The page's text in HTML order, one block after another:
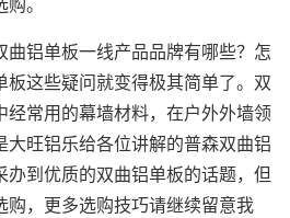
铝单板一线产品品牌有哪些？怎
板这些疑问就变得极其简单了。双
经常用的幕墙材料，在户外外墙领
旺铝乐给各位讲解的普森双曲铝
到优质的双曲铝单板的话题，但
购，更多选购技巧请继续留意我